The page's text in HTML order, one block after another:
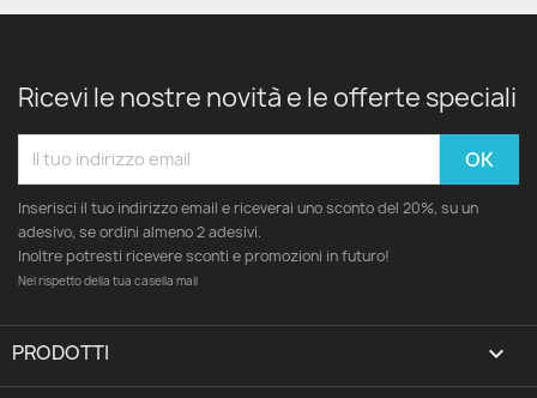
Ricevi le nostre novità e le offerte speciali
Inserisci il tuo indirizzo email e riceverai uno sconto del 20%, su un
adesivo, se ordini almeno 2 adesivi.
Inoltre potresti ricevere sconti e promozioni in futuro!
Nel rispetto della tua casella mail
PRODOTTI 